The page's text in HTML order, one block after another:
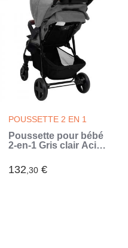
POUSSETTE 2 EN 1
Poussette pour bébé
2-en-1 Gris clair Acier
132,30 €